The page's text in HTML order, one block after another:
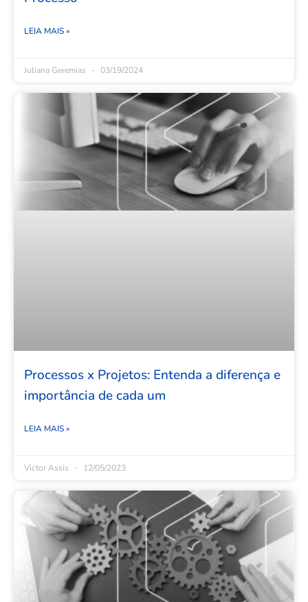
LEIA MAIS »
Juliana Geremias 03/19/2024
Processos x Projetos: Entenda a diferença e
importância de cada um
LEIA MAIS »
Victor Assis 12/05/2023